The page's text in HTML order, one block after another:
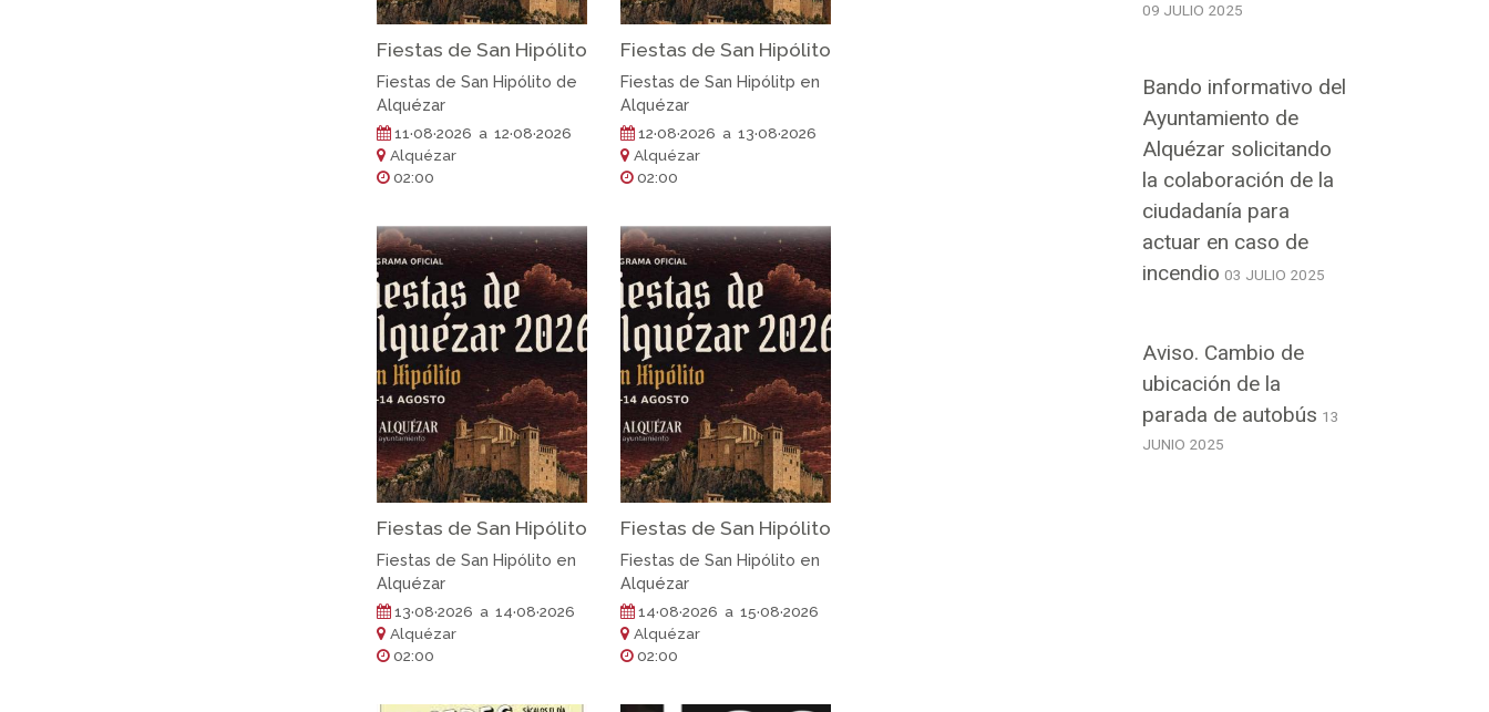
Fiestas de San Hipólito
Fiestas de San Hipólito de
Alquézar
11·08·2026 a 12·08·2026
Alquézar
02:00
Fiestas de San Hipólito
Fiestas de San Hipólitp en
Alquézar
12·08·2026 a 13·08·2026
Alquézar
02:00
Fiestas de San Hipólito
Fiestas de San Hipólito en
Alquézar
13·08·2026 a 14·08·2026
Alquézar
02:00
Fiestas de San Hipólito
Fiestas de San Hipólito en
Alquézar
14·08·2026 a 15·08·2026
Alquézar
02:00
09 JULIO 2025
Bando informativo del
Ayuntamiento de
Alquézar solicitando
la colaboración de la
ciudadanía para
actuar en caso de
incendio 03 JULIO 2025
Aviso. Cambio de
ubicación de la
parada de autobús 13
JUNIO 2025